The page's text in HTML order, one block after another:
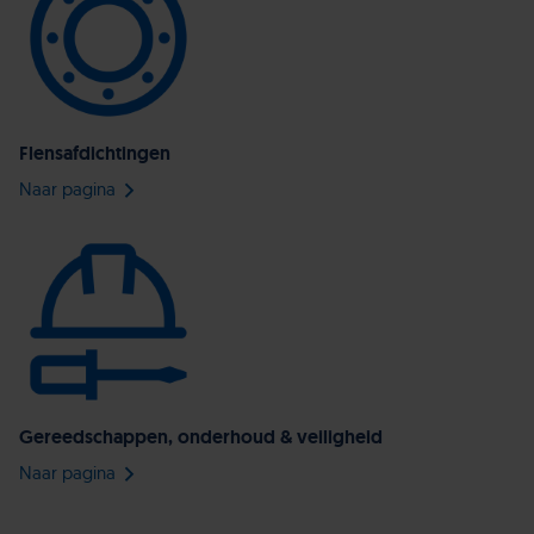
Flensafdichtingen
Naar pagina
Gereedschappen, onderhoud & veiligheid
Naar pagina